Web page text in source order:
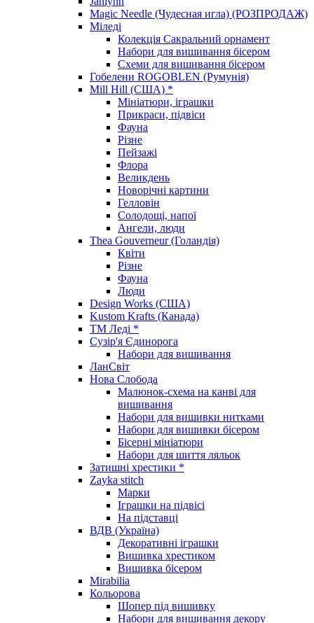
Magic Needle (Чудесная игла) (РОЗПРОДАЖ)
Міледі
Колекція Сакральний орнамент
Набори для вишивання бісером
Схеми для вишивання бісером
Гобелени ROGOBLEN (Румунія)
Mill Hill (США) *
Мініатюри, іграшки
Прикраси, підвіси
Фауна
Різне
Пейзажі
Флора
Великдень
Новорічні картини
Гелловін
Солодощі, напої
Ангели, люди
Thea Gouverneur (Голандія)
Квіти
Різне
Фауна
Люди
Design Works (США)
Kustom Krafts (Канада)
ТМ Леді *
Сузір'я Єдинорога
Набори для вишивання
ЛанСвіт
Нова Слобода
Малюнок-схема на канві для
вишивання
Набори для вишивки нитками
Набори для вишивки бісером
Бісерні мініатюри
Набори для шиття ляльок
Затишні хрестики *
Zayka stitch
Марки
Іграшки на підвісі
На підставці
ВДВ (Україна)
Декоративні іграшки
Вишивка хрестиком
Вишивка бісером
Mirabilia
Кольорова
Шопер під вишивку
Набори для вишивання декору